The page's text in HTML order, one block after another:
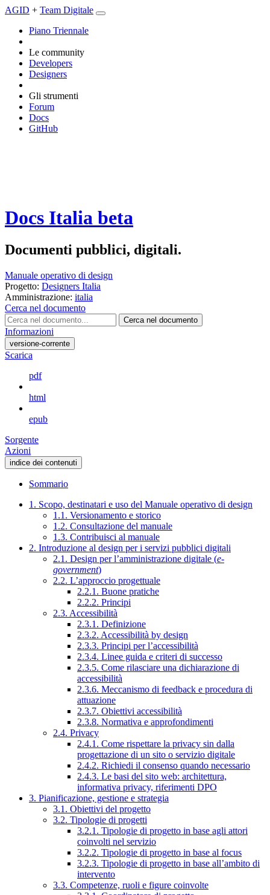
AGID + Team Digitale
Piano Triennale
Le community
Developers
Designers
Gli strumenti
Forum
Docs
GitHub
Docs Italia beta
Documenti pubblici, digitali.
Manuale operativo di design
Progetto: Designers Italia
Amministrazione: italia
Cerca nel documento
Cerca nel documento
Informazioni
versione-corrente
Scarica
pdf
html
epub
Sorgente
Azioni
indice dei contenuti
Sommario
1. Scopo, destinatari e uso del Manuale operativo di design
1.1. Versionamento e storico
1.2. Consultazione del manuale
1.3. Contribuisci al manuale
2. Introduzione al design per i servizi pubblici digitali
2.1. Design per l’amministrazione digitale (e-
government)
2.2. L’approccio progettuale
2.2.1. Buone pratiche
2.2.2. Principi
2.3. Accessibilità
2.3.1. Definizione
2.3.2. Accessibilità by design
2.3.3. Principi per l’accessibilità
2.3.4. Linee guida e criteri di successo
2.3.5. Come rilasciare una dichiarazione di
accessibilità
2.3.6. Meccanismo di feedback e procedura di
attuazione
2.3.7. Obiettivi accessibilità
2.3.8. Normativa e approfondimenti
2.4. Privacy
2.4.1. Come rispettare la privacy sin dalla
progettazione di un sito o servizio digitale
2.4.2. Richiedi il consenso quando necessario
2.4.3. Le basi del sito web: architettura,
informativa privacy, riferimenti DPO
3. Pianificazione, gestione e strategia
3.1. Obiettivi del progetto
3.2. Tipologie di progetti
3.2.1. Tipologie di progetto in base agli attori
coinvolti nel servizio
3.2.2. Tipologie di progetto in base al focus
3.2.3. Tipologie di progetto in base all’ambito di
intervento
3.3. Competenze, ruoli e figure coinvolte